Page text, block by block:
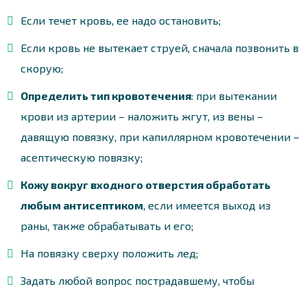
Если течет кровь, ее надо остановить;
Если кровь не вытекает струей, сначала позвонить в
скорую;
Определить тип кровотечения: при вытекании
крови из артерии – наложить жгут, из вены –
давящую повязку, при капиллярном кровотечении –
асептическую повязку;
Кожу вокруг входного отверстия обработать
любым антисептиком , если имеется выход из
раны, также обрабатывать и его;
На повязку сверху положить лед;
Задать любой вопрос пострадавшему, чтобы